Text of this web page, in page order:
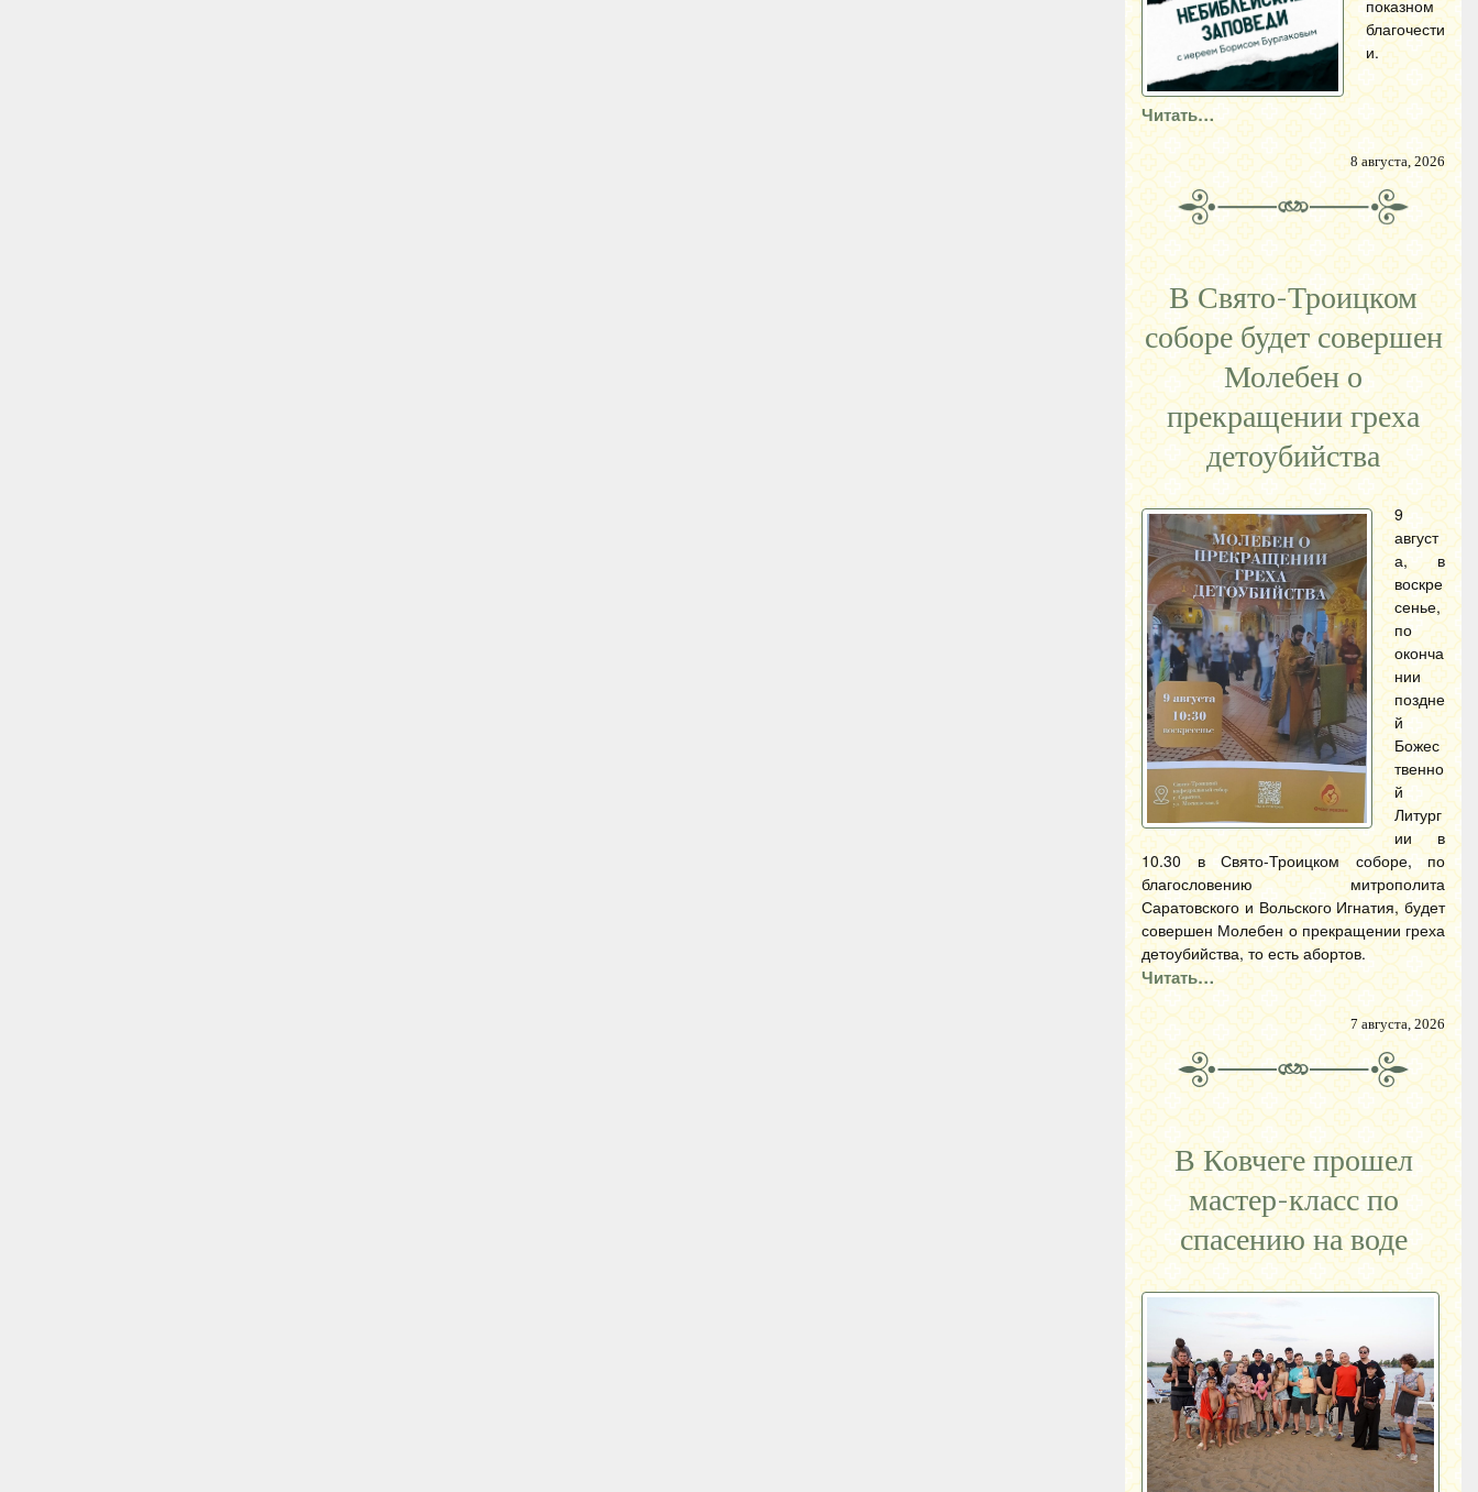
показном
благочести
и.
Читать…
8 августа, 2026
В Свято-Троицком
соборе будет совершен
Молебен о
прекращении греха
детоубийства
9
август
а, в
воскре
сенье,
по
оконча
нии
поздне
й
Божес
твенно
й
Литург
ии в
10.30 в Свято-Троицком соборе, по
благословению митрополита
Саратовского и Вольского Игнатия, будет
совершен Молебен о прекращении греха
детоубийства, то есть абортов.
Читать…
7 августа, 2026
В Ковчеге прошел
мастер-класс по
спасению на воде